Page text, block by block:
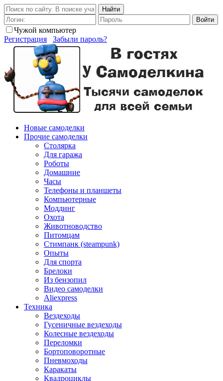
Найти
Войти
Чужой компьютер
Регистрация
Забыли пароль?
Новые самоделки
Прочие самоделки
Столярка
Для гаража
Роботы
Домашние
Часы
Телефоны и планшеты
Компьютерные
Моддинг
Охота
Животноводство
Питомцам
Стимпанк (steampunk)
Опыты
Для спорта
Брелоки
Из бензопил
Видео самоделки
Aliexpress
Техника
Вездеходы
Гусеничные вездеходы
Колесные вездеходы
Переломки
Бортоповоротные
Пневмоходы
Каракаты
Квадроциклы